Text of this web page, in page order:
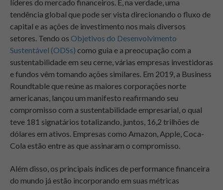
líderes do mercado financeiros. É, na verdade, uma
tendência global que pode ser vista direcionando o fluxo de
capital e as ações de investimento nos mais diversos
setores. Tendo os Objetivos do Desenvolvimento
Sustentável (ODSs) como guia e a preocupação com a
sustentabilidade em seu cerne, várias empresas investidoras
e fundos vêm tomando ações similares. Em 2019, a Business
Roundtable que reúne as maiores corporações norte
americanas, lançou um manifesto reafirmando seu
compromisso com a sustentabilidade empresarial, o qual
teve 181 signatários totalizando, juntos, 16,2 trilhões de
dólares em ativos. Empresas como Amazon, Apple, Coca-
Cola estão entre as que assinaram o compromisso.
Além disso, os principais índices de performance financeira
do mundo já estão incorporando em suas métricas